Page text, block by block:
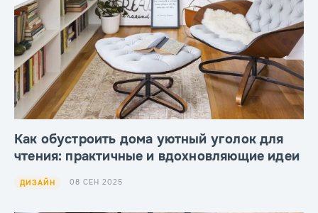
Как обустроить дома уютный уголок для
чтения: практичные и вдохновляющие идеи
ДИЗАЙН 08 СЕН 2025